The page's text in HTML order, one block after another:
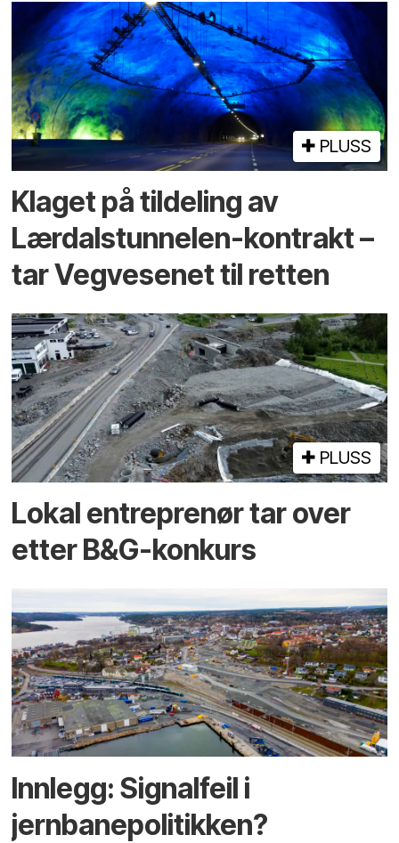
PLUSS
Klaget på tildeling av
Lærdalstunnelen-kontrakt –
tar Vegvesenet til retten
PLUSS
Lokal entreprenør tar over
etter B&G-konkurs
Innlegg: Signalfeil i
jernbanepolitikken?